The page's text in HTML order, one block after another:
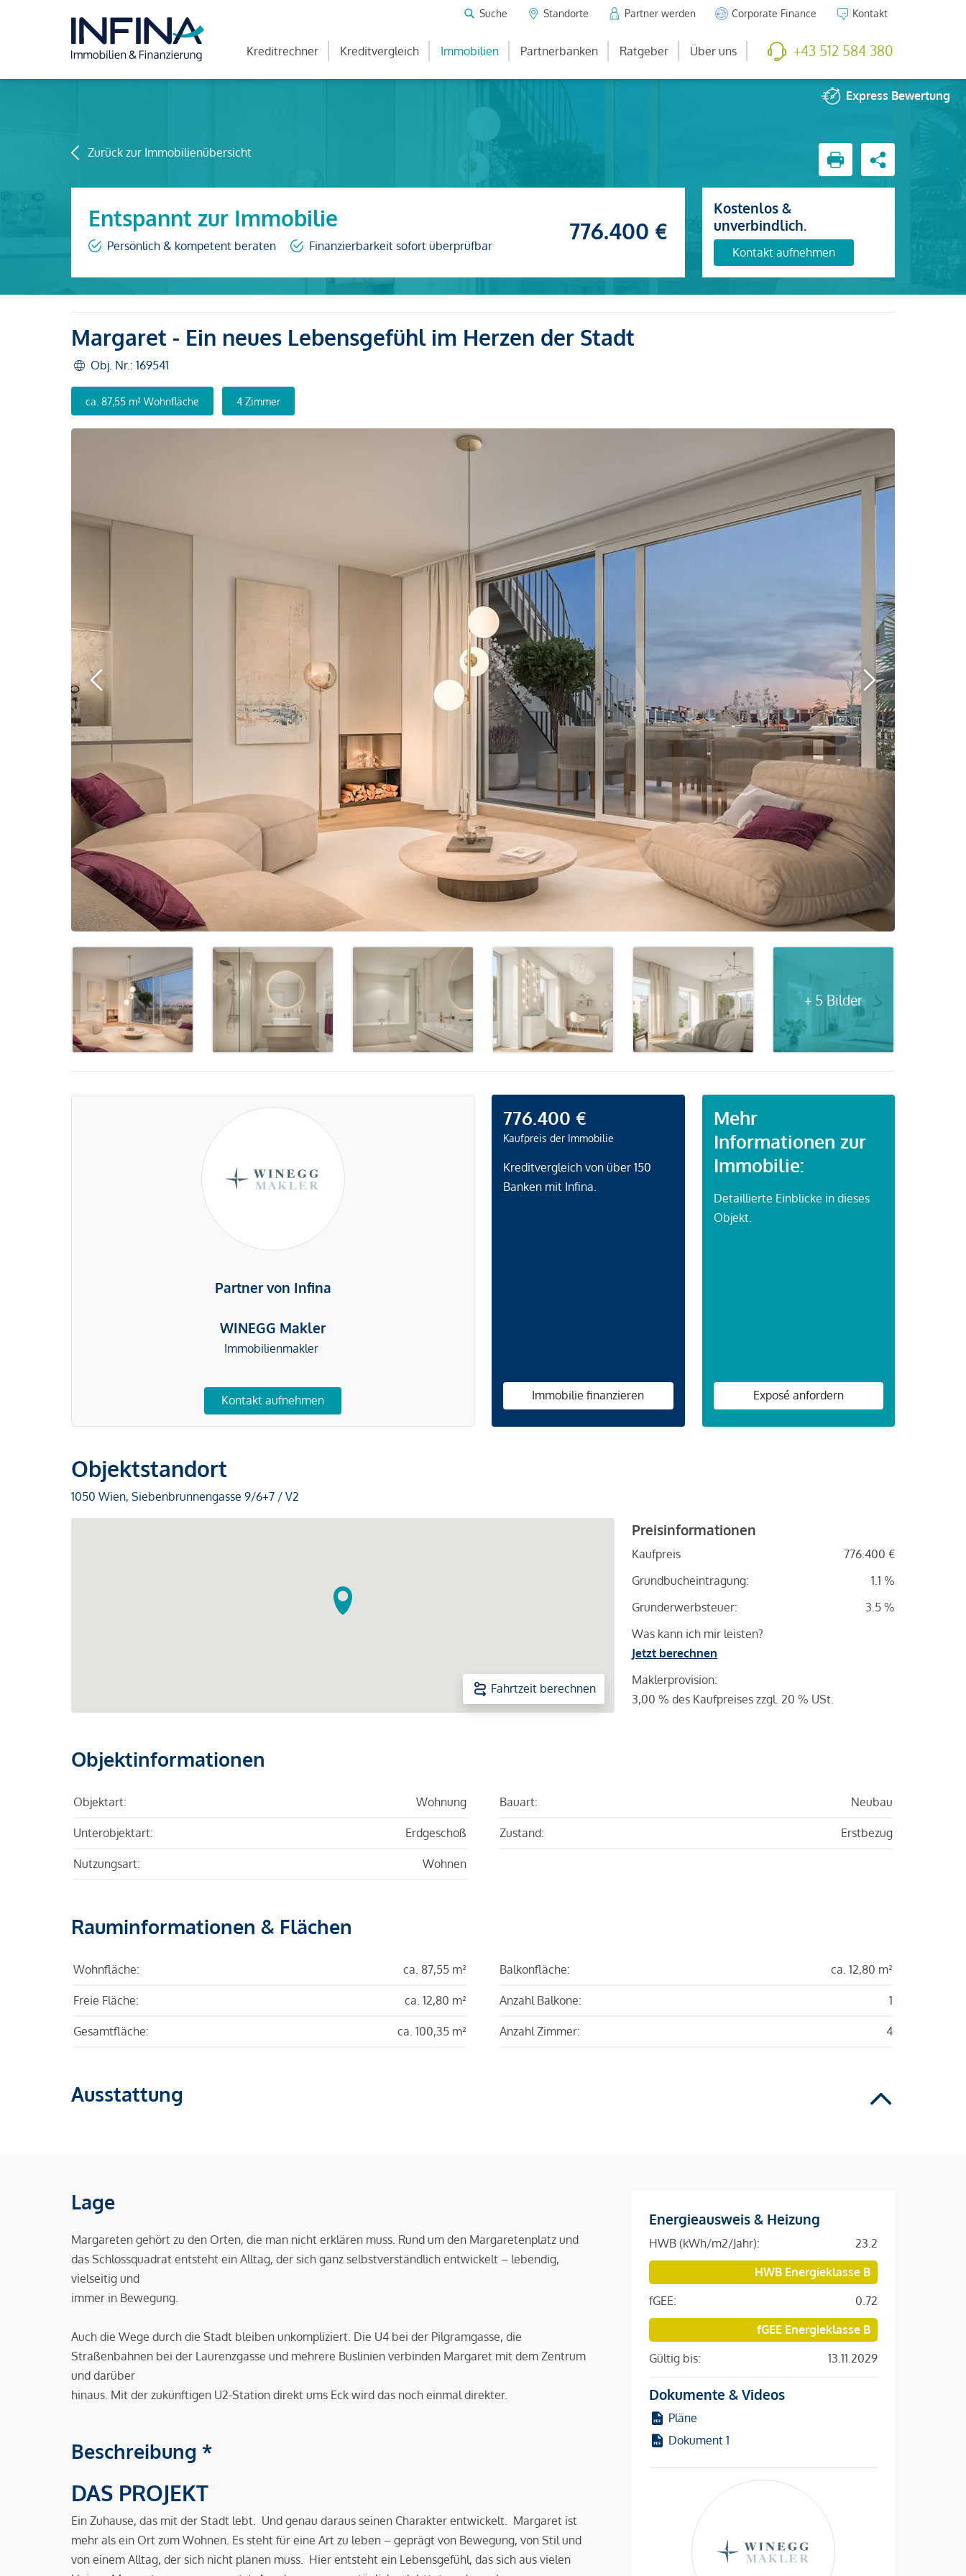
Suche Standorte Partner werden Corporate Finance Kontakt
Kreditrechner Kreditvergleich Immobilien Partnerbanken Ratgeber Über uns +43 512 584 380
Express Bewertung
Zurück zur Immobilienübersicht
Entspannt zur Immobilie
Persönlich & kompetent beraten Finanzierbarkeit sofort überprüfbar
776.400 €
Kostenlos &
unverbindlich.
Kontakt aufnehmen
+ 5 Bilder
Margaret - Ein neues Lebensgefühl im Herzen der Stadt
Obj. Nr.: 169541
ca. 87,55 m² Wohnfläche 4 Zimmer
Partner von Infina
WINEGG Makler
Immobilienmakler
Kontakt aufnehmen
776.400 €
Kaufpreis der Immobilie
Kreditvergleich von über 150
Banken mit Infina.
Immobilie finanzieren
Mehr
Informationen zur
Immobilie:
Detaillierte Einblicke in dieses
Objekt.
Exposé anfordern
Objektstandort
1050 Wien, Siebenbrunnengasse 9/6+7 / V2
Fahrtzeit berechnen
Preisinformationen
Kaufpreis
776.400 €
Grundbucheintragung:
1.1 %
Grunderwerbsteuer:
3.5 %
Was kann ich mir leisten?
Jetzt berechnen
Maklerprovision:
3,00 % des Kaufpreises zzgl. 20 % USt.
Objektinformationen
Objektart: Wohnung
Unterobjektart: Erdgeschoß
Nutzungsart: Wohnen
Bauart: Neubau
Zustand: Erstbezug
Rauminformationen & Flächen
Wohnfläche: ca. 87,55 m²
Freie Fläche: ca. 12,80 m²
Gesamtfläche: ca. 100,35 m²
Balkonfläche: ca. 12,80 m²
Anzahl Balkone: 1
Anzahl Zimmer: 4
Ausstattung
Lage
Margareten gehört zu den Orten, die man nicht erklären muss. Rund um den Margaretenplatz und
das Schlossquadrat entsteht ein Alltag, der sich ganz selbstverständlich entwickelt – lebendig,
vielseitig und
immer in Bewegung.
Auch die Wege durch die Stadt bleiben unkompliziert. Die U4 bei der Pilgramgasse, die
Straßenbahnen bei der Laurenzgasse und mehrere Buslinien verbinden Margaret mit dem Zentrum
und darüber
hinaus. Mit der zukünftigen U2-Station direkt ums Eck wird das noch einmal direkter.
Beschreibung *
DAS PROJEKT
Ein Zuhause, das mit der Stadt lebt. Und genau daraus seinen Charakter entwickelt. Margaret ist
mehr als ein Ort zum Wohnen. Es steht für eine Art zu leben – geprägt von Bewegung, von Stil und
von einem Alltag, der sich nicht planen muss. Hier entsteht ein Lebensgefühl, das sich aus vielen
Energieausweis & Heizung
HWB (kWh/m2/Jahr):
23.2
HWB Energieklasse B
fGEE:
0.72
fGEE Energieklasse B
Gültig bis:
13.11.2029
Dokumente & Videos
Pläne
Dokument 1